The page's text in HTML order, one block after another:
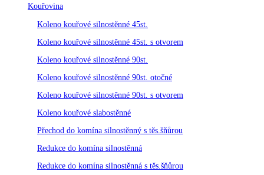
Kouřovina
Koleno kouřové silnostěnné 45st.
Koleno kouřové silnostěnné 45st. s otvorem
Koleno kouřové silnostěnné 90st.
Koleno kouřové silnostěnné 90st. otočné
Koleno kouřové silnostěnné 90st. s otvorem
Koleno kouřové slabostěnné
Přechod do komína silnostěnný s těs.šňůrou
Redukce do komína silnostěnná
Redukce do komína silnostěnná s těs.šňůrou